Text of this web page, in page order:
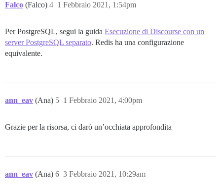
Falco (Falco) 1 Febbraio 2021, 1:54pm
4
Per PostgreSQL, segui la guida Esecuzione di Discourse con un
server PostgreSQL separato. Redis ha una configurazione
equivalente.
ann_eav (Ana) 1 Febbraio 2021, 4:00pm
5
Grazie per la risorsa, ci darò un’occhiata approfondita
ann_eav (Ana) 3 Febbraio 2021, 10:29am
6